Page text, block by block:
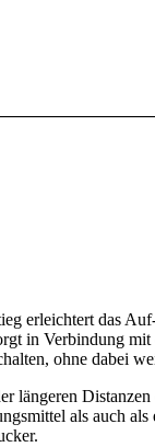
erleichtert das
in Verbindung
ohne dabei
längeren
als auch